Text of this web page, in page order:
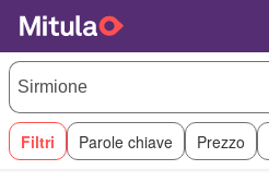
Filtri Parole chiave Prezzo